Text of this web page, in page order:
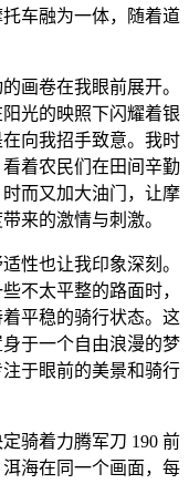
车融为一体，随着道
卷在我眼前展开。
光的映照下闪耀着银
向我招手致意。我时
着农民们在田间辛勤
而又加大油门，让摩
来的激情与刺激。
性也让我印象深刻。
不太平整的路面时，
平稳的骑行状态。这
于一个自由浪漫的梦
于眼前的美景和骑行
骑着力腾军刀 190 前
海在同一个画面，每